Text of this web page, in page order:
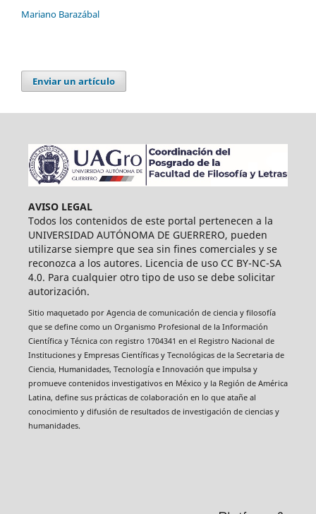
Mariano Barazábal
Enviar un artículo
AVISO LEGAL
Todos los contenidos de este portal pertenecen a la
UNIVERSIDAD AUTÓNOMA DE GUERRERO, pueden
utilizarse siempre que sea sin fines comerciales y se
reconozca a los autores. Licencia de uso CC BY-NC-SA
4.0. Para cualquier otro tipo de uso se debe solicitar
autorización.
Sitio maquetado por Agencia de comunicación de ciencia y filosofía
que se define como un Organismo Profesional de la Información
Científica y Técnica con registro 1704341 en el Registro Nacional de
Instituciones y Empresas Científicas y Tecnológicas de la Secretaria de
Ciencia, Humanidades, Tecnología e Innovación que impulsa y
promueve contenidos investigativos en México y la Región de América
Latina, define sus prácticas de colaboración en lo que atañe al
conocimiento y difusión de resultados de investigación de ciencias y
humanidades.